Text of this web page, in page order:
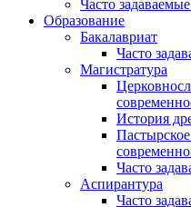
Часто
Образование
Бакалавриат
Часто
Магистратура
История
Часто
Аспирантура
Часто